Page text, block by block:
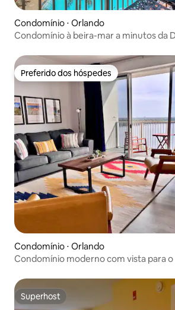
Condomínio ⋅ Orlando
Condomínio à beira-mar a minutos da
Preferido dos hóspedes
Preferido dos hóspedes
Condomínio ⋅ Orlando
Condomínio moderno com vista para o
Superhost
Superhost